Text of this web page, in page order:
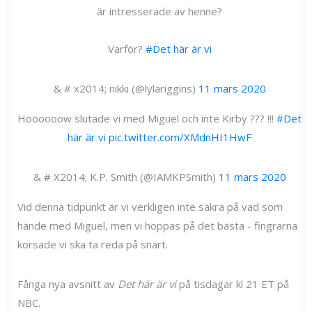
är intresserade av henne?
Varför? #Det här är vi
& # x2014; nikki (@lylariggins) 11 mars 2020
Hoooooow slutade vi med Miguel och inte Kirby ??? !!! #Det
här är vi pic.twitter.com/XMdnHI1HwF
& # X2014; K.P. Smith (@IAMKPSmith) 11 mars 2020
Vid denna tidpunkt är vi verkligen inte säkra på vad som
hände med Miguel, men vi hoppas på det bästa - fingrarna
korsade vi ska ta reda på snart.
Fånga nya avsnitt av Det här är vipå tisdagar kl 21 ET på
NBC.